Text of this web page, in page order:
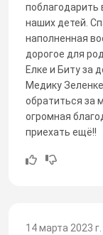
поблагодарить
наших детей.
наполненная
дорогое для
Елке и Биту за
Медику
обратиться за
огромная
приехать ещё!!
14 марта 2023 г.